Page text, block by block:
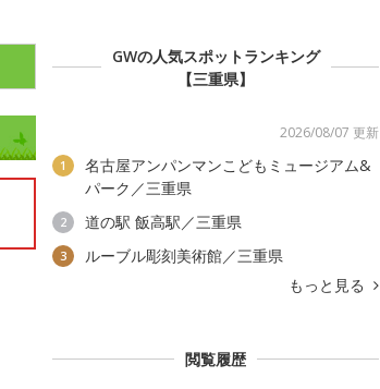
GWの人気スポットランキング
【三重県】
2026/08/07 更新
1
名古屋アンパンマンこどもミュージアム&
パーク／三重県
2 道の駅 飯高駅／三重県
3
ルーブル彫刻美術館／三重県
もっと見る
閲覧履歴